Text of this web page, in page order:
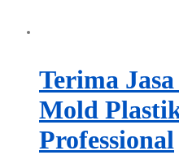
Terima
Mold
Professional